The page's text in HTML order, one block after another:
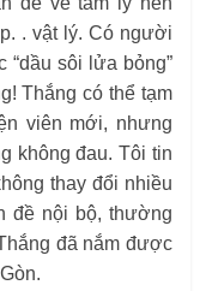
. vật lý. Có người
“dầu sôi lửa bỏng”
Thắng có thể tạm
viên mới, nhưng
không đau. Tôi tin
thay đổi nhiều
đề nội bộ, thường
đã nắm được